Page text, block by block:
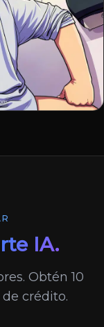
IA.
Obtén 10
crédito.